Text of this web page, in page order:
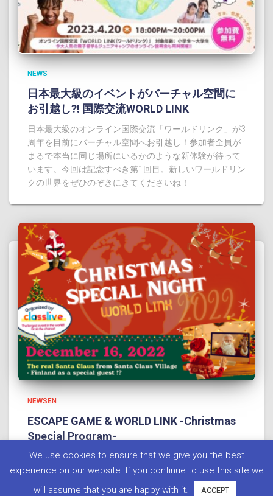
NEWS
日本最大級のイベントがバーチャル空間に
お引越し?! 国際交流WORLD LINK
日本最大級のオンライン国際交流「ワールドリンク」が3
周年を目前にバーチャル空間へお引越し！参加者全員が
まるで本当に同じ場所にいるかのような新体験が待って
います。今回は記念すべき第1回目。新しいワールドリン
クの世界をぜひのぞきにきてくださいね！
NEWSEN
ESCAPE GAME & WORLD LINK -Christmas
Special Program-
リモート海外留学。世界と繋がろうクラスライブオンラ
インスクール お気軽 Read more…
We use cookies to ensure that we give you the best
experience on our website. If you continue to use this site we
will assume that you are happy with it.
ACCEPT